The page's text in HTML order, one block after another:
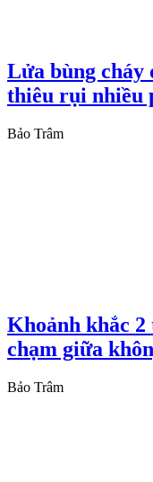
Lửa bùng cháy
thiêu rụi nhiều
Bảo Trâm
Khoảnh khắc
chạm giữa
Bảo Trâm